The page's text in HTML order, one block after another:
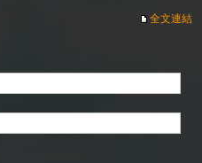
全文連結